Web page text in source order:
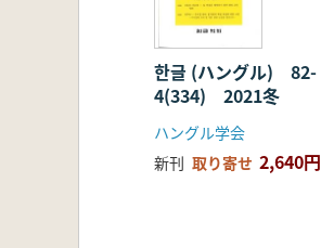
한글 (ハングル) 82-
4(334) 2021冬
ハングル学会
新刊 取り寄せ 2,640円